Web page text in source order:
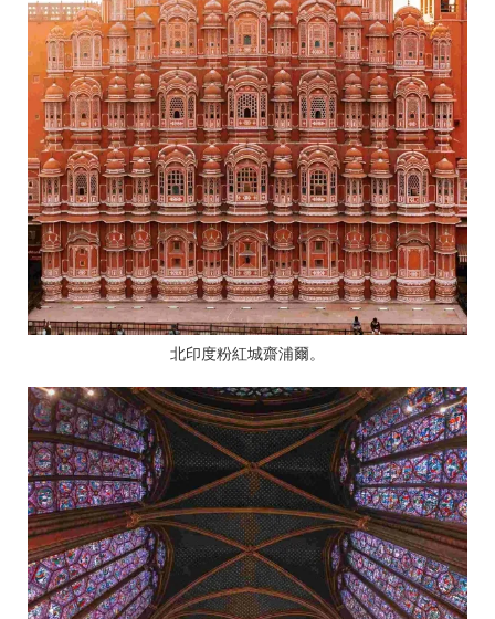
北印度粉紅城齋浦爾。